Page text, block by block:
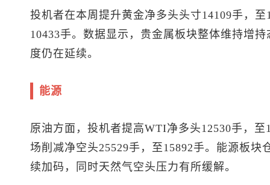
投机者在本周提升黄金净多头头寸14109手，
10433手。数据显示，贵金属板块整体维持增
度仍在延续。
能源
原油方面，投机者提高WTI净多头12530手，
场削减净空头25529手，至15892手。能源板
续加码，同时天然气空头压力有所缓解。